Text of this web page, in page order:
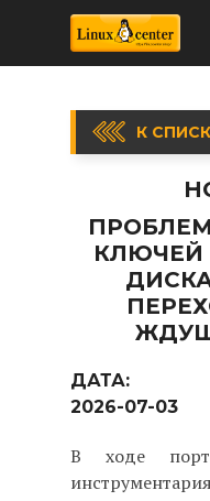
К
ДАТА:
2026-07-03
В ходе